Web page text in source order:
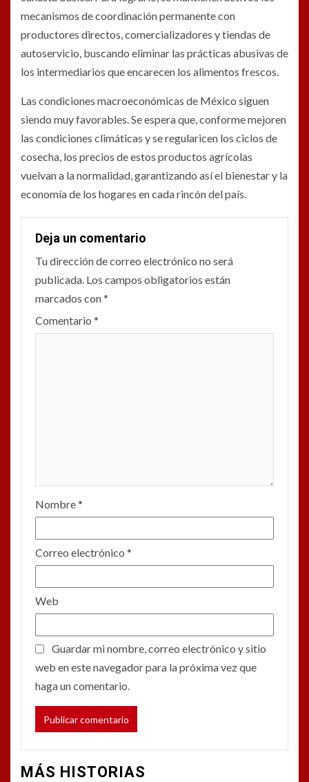
mecanismos de coordinación permanente con
productores directos, comercializadores y tiendas de
autoservicio, buscando eliminar las prácticas abusivas de
los intermediarios que encarecen los alimentos frescos.
Las condiciones macroeconómicas de México siguen
siendo muy favorables. Se espera que, conforme mejoren
las condiciones climáticas y se regularicen los ciclos de
cosecha, los precios de estos productos agrícolas
vuelvan a la normalidad, garantizando así el bienestar y la
economía de los hogares en cada rincón del país.
Deja un comentario
Tu dirección de correo electrónico no será
publicada. Los campos obligatorios están
marcados con*
Comentario *
Nombre*
Correo electrónico *
Web
Guardar mi nombre, correo electrónico y sitio
web en este navegador para la próxima vez que
haga un comentario.
MÁS HISTORIAS